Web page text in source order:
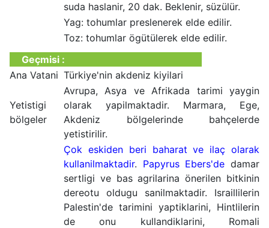
suda haslanir, 20 dak. Beklenir, süzülür.
Yag: tohumlar preslenerek elde edilir.
Toz: tohumlar ögütülerek elde edilir.
Geçmisi :
Ana Vatani Türkiye'nin akdeniz kiyilari
Yetistigi
bölgeler
Avrupa, Asya ve Afrikada tarimi yaygin
olarak yapilmaktadir. Marmara, Ege,
Akdeniz bölgelerinde bahçelerde
yetistirilir.
Çok eskiden beri baharat ve ilaç olarak
kullanilmaktadir. Papyrus Ebers'de damar
sertligi ve bas agrilarina önerilen bitkinin
dereotu oldugu sanilmaktadir. Israillilerin
Palestin'de tarimini yaptiklarini, Hintlilerin
de onu kullandiklarini, Romali